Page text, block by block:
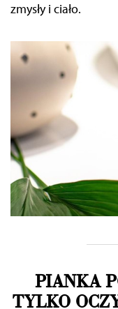
zmysły i ciało.
PIANKA
TYLKO